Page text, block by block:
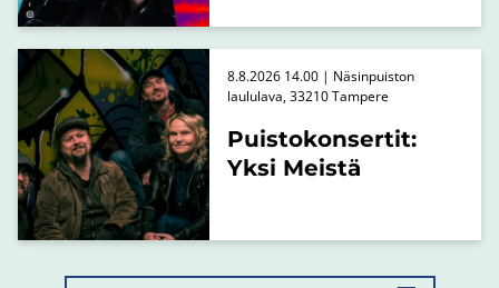
Puistokonsertit:
Yksi Meistä
8.8.2026 14.00 | Näsinpuiston
laululava, 33210 Tampere